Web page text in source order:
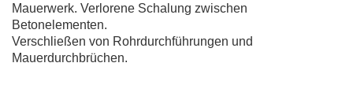
Mauerwerk. Verlorene Schalung zwischen
Betonelementen.
Verschließen von Rohrdurchführungen und
Mauerdurchbrüchen.